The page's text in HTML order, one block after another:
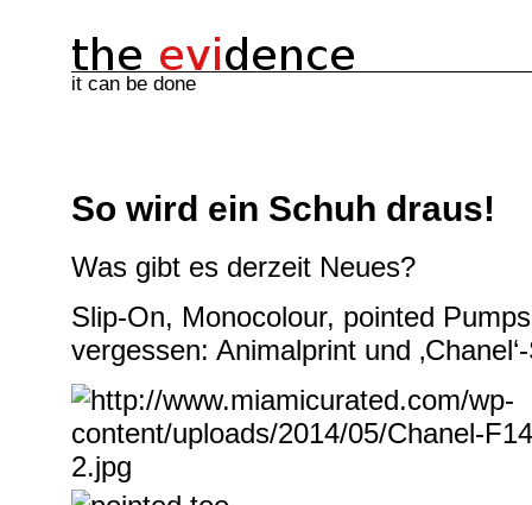
it can be done
So wird ein Schuh draus!
Was gibt es derzeit Neues?
Slip-On, Monocolour, pointed
vergessen: Animalprint und